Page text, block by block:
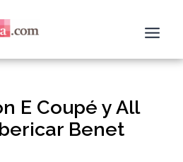
E Coupé y All
Benet